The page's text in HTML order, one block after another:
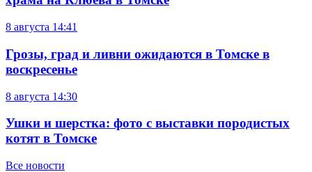
8 августа 14:41
Грозы, град и ливни ожидаются в Томске в
воскресенье
8 августа 14:30
Ушки и шерстка: фото с выставки породистых
котят в Томске
Все новости